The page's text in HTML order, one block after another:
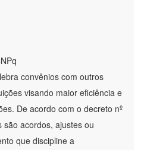
convênios com outros
visando maior eficiência e
De acordo com o decreto nº
acordos, ajustes ou
que discipline a